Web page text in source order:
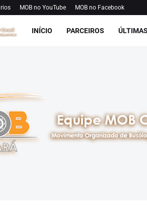
MOB no YouTube MOB no Facebook
INÍCIO PARCEIROS ÚLTIMAS